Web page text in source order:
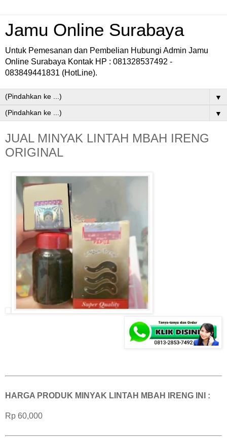
Jamu Online Surabaya
Untuk Pemesanan dan Pembelian Hubungi Admin Jamu
Online Surabaya Kontak HP : 081328537492 -
083849441831 (HotLine).
▼
▼
JUAL MINYAK LINTAH MBAH IRENG
ORIGINAL
HARGA PRODUK MINYAK LINTAH MBAH IRENG INI :
Rp 60,000